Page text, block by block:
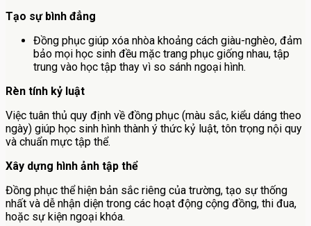
Tạo sự bình đẳng
Đồng phục giúp xóa nhòa khoảng cách giàu-nghèo, đảm
bảo mọi học sinh đều mặc trang phục giống nhau, tập
trung vào học tập thay vì so sánh ngoại hình.
Rèn tính kỷ luật
Việc tuân thủ quy định về đồng phục (màu sắc, kiểu dáng theo
ngày) giúp học sinh hình thành ý thức kỷ luật, tôn trọng nội quy
và chuẩn mực tập thể.
Xây dựng hình ảnh tập thể
Đồng phục thể hiện bản sắc riêng của trường, tạo sự thống
nhất và dễ nhận diện trong các hoạt động cộng đồng, thi đua,
hoặc sự kiện ngoại khóa.